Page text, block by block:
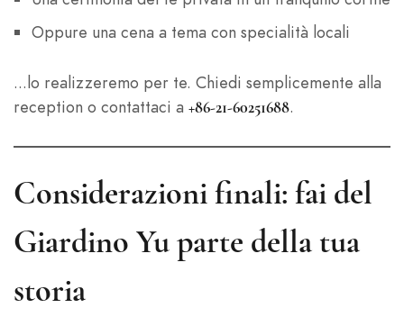
Oppure una cena a tema con specialità locali
...lo realizzeremo per te. Chiedi semplicemente alla
reception o contattaci a +86-21-60251688.
Considerazioni finali: fai del
Giardino Yu parte della tua
storia